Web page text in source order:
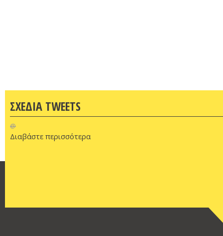
ΣΧΕΔΙΑ TWEETS
@
Διαβάστε περισσότερα